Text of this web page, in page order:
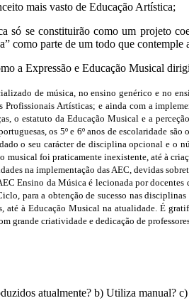
mais vasto de Educação Artística;
se constituirão como um projeto
como parte de um todo que contemple
a Expressão e Educação Musical
de música, no ensino genérico e no
Artísticas; e ainda com a
o estatuto da Educação Musical e a
os 5º e 6º anos de escolaridade
o seu carácter de disciplina opcional e o
foi praticamente inexistente, até à
na implementação das AEC, devidas
Ensino da Música é lecionada por
para a obtenção de sucesso nas
até à Educação Musical na atualidade. É
grande criatividade e dedicação de
atualmente? b) Utiliza manual?